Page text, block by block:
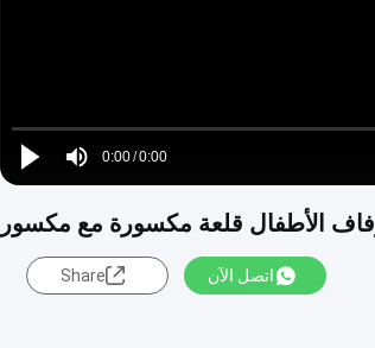
Play
Mute
Time
0:00/0:00
Loaded:
0%
الأطفال قلعة مكسورة مع مكسور
اتصل الآن Share